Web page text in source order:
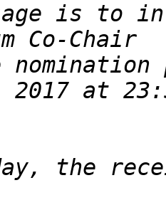
is to
the